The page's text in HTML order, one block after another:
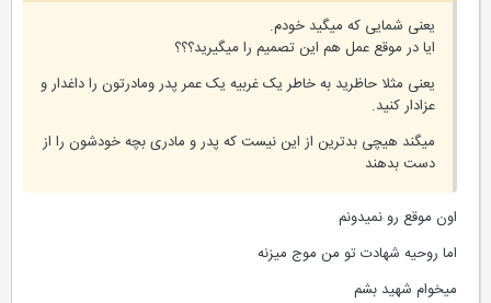
یعنی شمایی که میگید خودم.
ایا در موقع عمل هم این تصمیم را میگیرید؟؟؟
یعنی مثلا حاظرید به خاطر یک غربیه یک عمر پدر ومادرتون را داغدار و
عزادار کنید.
میگند هیچی بدترین از این نیست که پدر و مادری بچه خودشون را از
دست بدهند
اون موقع رو نمیدونم
اما روحیه شهادت تو من موج میزنه
میخوام شهید بشم